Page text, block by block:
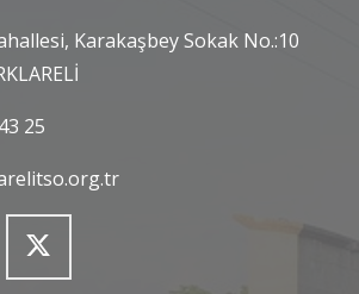
Karakaşbey Sokak No.:10
25